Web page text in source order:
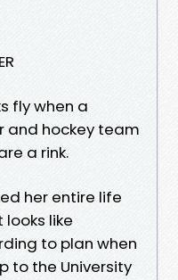
fly when a
and hockey team
a rink.
her entire life
looks like
to plan when
to the University